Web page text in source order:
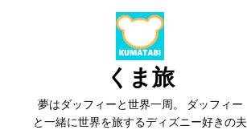
くま旅
夢はダッフィーと世界一周。 ダッフィー
と一緒に世界を旅するディズニー好きの夫